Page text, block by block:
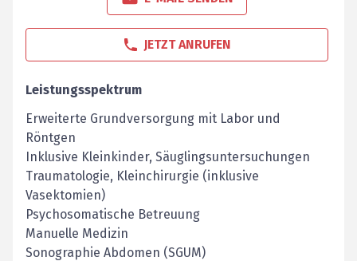
JETZT ANRUFEN
Leistungsspektrum
Erweiterte Grundversorgung mit Labor und
Röntgen
Inklusive Kleinkinder, Säuglingsuntersuchungen
Traumatologie, Kleinchirurgie (inklusive
Vasektomien)
Psychosomatische Betreuung
Manuelle Medizin
Sonographie Abdomen (SGUM)